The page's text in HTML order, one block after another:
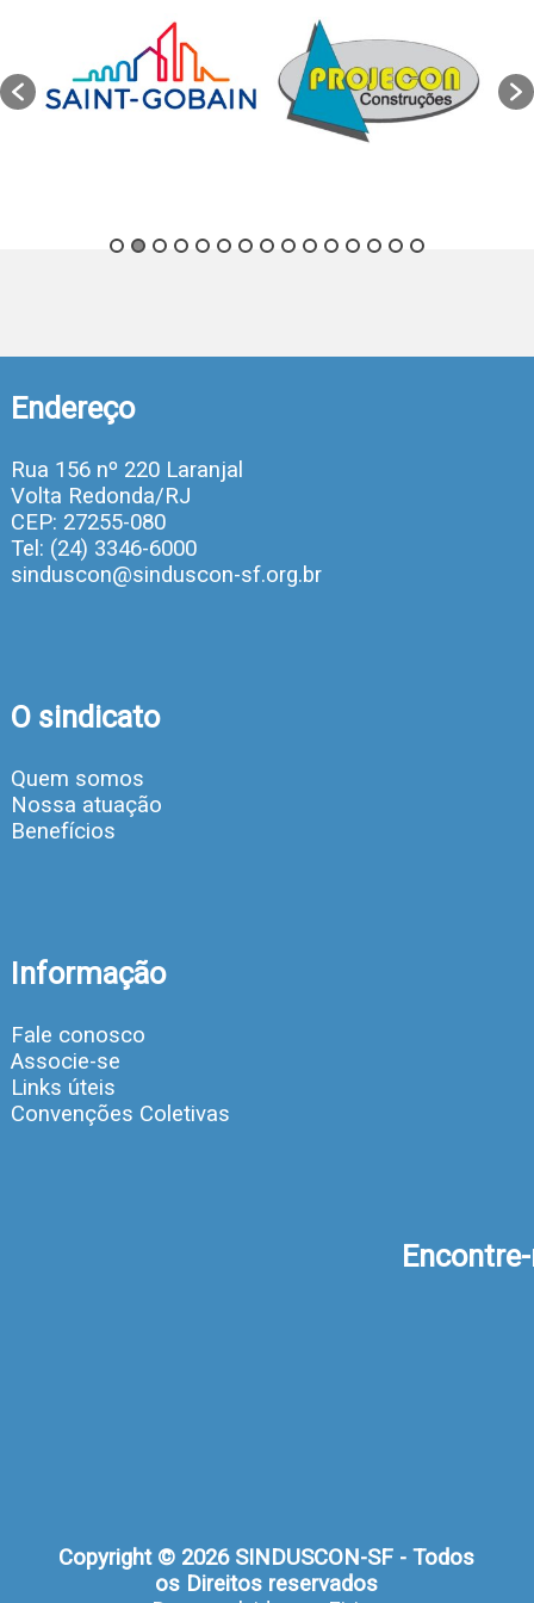
Endereço
Rua 156 nº 220 Laranjal
Volta Redonda/RJ
CEP: 27255-080
Tel: (24) 3346-6000
sinduscon@sinduscon-sf.org.br
O sindicato
Quem somos
Nossa atuação
Benefícios
Informação
Fale conosco
Associe-se
Links úteis
Convenções Coletivas
Copyright © 2026 SINDUSCON-SF - Todos
os Direitos reservados